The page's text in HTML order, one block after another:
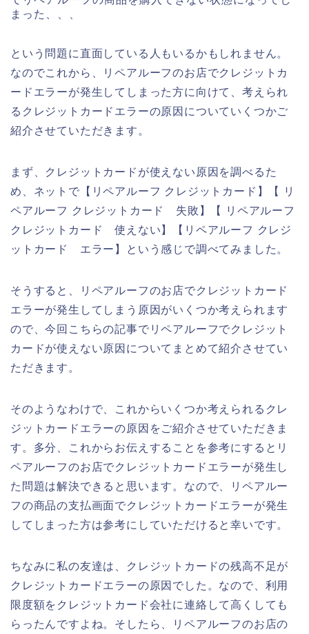
まった、、、
という問題に直面している人もいるかもしれません。
なのでこれから、リペアルーフのお店でクレジットカ
ードエラーが発生してしまった方に向けて、考えられ
るクレジットカードエラーの原因についていくつかご
紹介させていただきます。
まず、クレジットカードが使えない原因を調べるた
め、ネットで【リペアルーフ クレジットカード】【 リ
ペアルーフ クレジットカード 失敗】【 リペアルーフ
クレジットカード 使えない】【リペアルーフ クレジ
ットカード エラー】という感じで調べてみました。
そうすると、リペアルーフのお店でクレジットカード
エラーが発生してしまう原因がいくつか考えられます
ので、今回こちらの記事でリペアルーフでクレジット
カードが使えない原因についてまとめて紹介させてい
ただきます。
そのようなわけで、これからいくつか考えられるクレ
ジットカードエラーの原因をご紹介させていただきま
す。多分、これからお伝えすることを参考にするとリ
ペアルーフのお店でクレジットカードエラーが発生し
た問題は解決できると思います。なので、リペアルー
フの商品の支払画面でクレジットカードエラーが発生
してしまった方は参考にしていただけると幸いです。
ちなみに私の友達は、クレジットカードの残高不足が
クレジットカードエラーの原因でした。なので、利用
限度額をクレジットカード会社に連絡して高くしても
らったんですよね。そしたら、リペアルーフのお店の